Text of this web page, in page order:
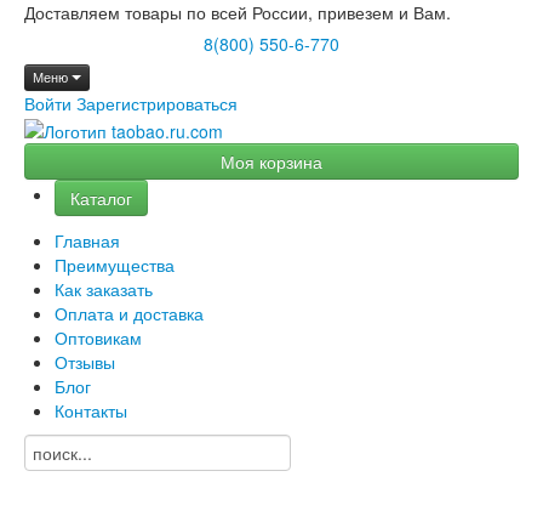
Доставляем товары по всей России, привезем и Вам.
8(800) 550-6-770
Меню
Войти Зарегистрироваться
Моя корзина
Каталог
Главная
Преимущества
Как заказать
Оплата и доставка
Оптовикам
Отзывы
Блог
Контакты